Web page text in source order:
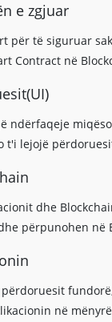
e zgjuar
për të siguruar
Contract në
ndërfaqeje
t'i lejojë
dhe
përpunohen në
në